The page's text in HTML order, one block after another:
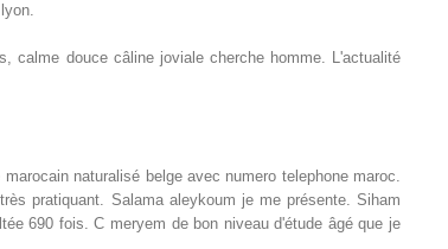
calme douce câline joviale cherche homme. L'actualité
naturalisé belge avec numero telephone maroc.
690 fois. C meryem de bon niveau d'étude âgé que je